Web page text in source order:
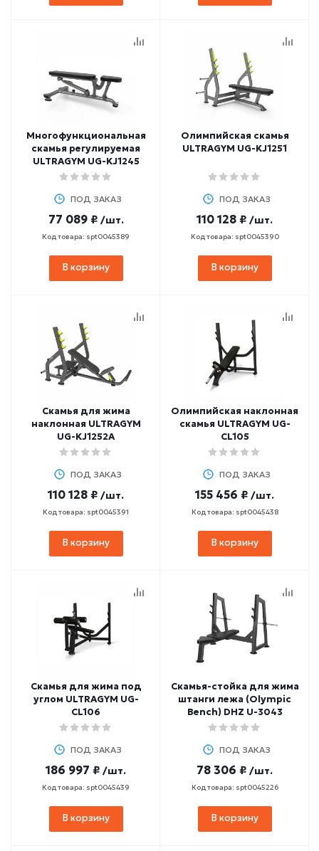
Многофункциональная
скамья регулируемая
ULTRAGYM UG-KJ1245
ПОД ЗАКАЗ
77 089 ₽ /шт.
Код товара: spt0045389
В корзину
Олимпийская скамья
ULTRAGYM UG-KJ1251
ПОД ЗАКАЗ
110 128 ₽ /шт.
Код товара: spt0045390
В корзину
Скамья для жима
наклонная ULTRAGYM
UG-KJ1252А
ПОД ЗАКАЗ
110 128 ₽ /шт.
Код товара: spt0045391
В корзину
Олимпийская наклонная
скамья ULTRAGYM UG-
CL105
ПОД ЗАКАЗ
155 456 ₽ /шт.
Код товара: spt0045438
В корзину
Скамья для жима под
углом ULTRAGYM UG-
CL106
ПОД ЗАКАЗ
186 997 ₽ /шт.
Код товара: spt0045439
В корзину
Скамья-стойка для жима
штанги лежа (Olympic
Bench) DHZ U-3043
ПОД ЗАКАЗ
78 306 ₽ /шт.
Код товара: spt0045226
В корзину